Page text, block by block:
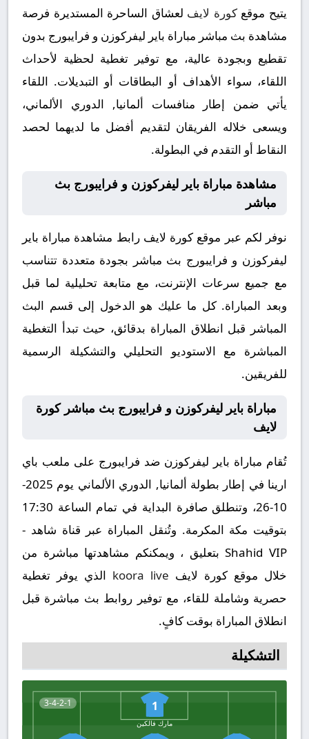
يتيح موقعكورة لايف لعشاق الساحرة المستديرة فرصة
مشاهدة بث مباشر مباراة باير ليفركوزن و فرايبورج بدون
تقطيع وبجودة عالية، مع توفير تغطية لحظية لأحداث
اللقاء، سواء الأهداف أو البطاقات أو التبديلات. اللقاء
يأتي ضمن إطار منافسات ألمانيا, الدوري الألماني،
ويسعى خلاله الفريقان لتقديم أفضل ما لديهما لحصد
النقاط أو التقدم في البطولة.
مشاهدة مباراة باير ليفركوزن و فرايبورج بث
مباشر
نوفر لكم عبر موقع كورة لايف رابط مشاهدة مباراة باير
ليفركوزن و فرايبورج بث مباشر بجودة متعددة تتناسب
مع جميع سرعات الإنترنت، مع متابعة تحليلية لما قبل
وبعد المباراة. كل ما عليك هو الدخول إلى قسم البث
المباشر قبل انطلاق المباراة بدقائق، حيث تبدأ التغطية
المباشرة مع الاستوديو التحليلي والتشكيلة الرسمية
للفريقين.
مباراة باير ليفركوزن و فرايبورج بث مباشر كورة
لايف
تُقام مباراة باير ليفركوزن ضد فرايبورج على ملعب باي
ارينا في إطار بطولة ألمانيا, الدوري الألماني يوم 2025-
10-26، وتنطلق صافرة البداية في تمام الساعة 17:30
بتوقيت مكة المكرمة. وتُنقل المباراة عبر قناة شاهد -
Shahid VIP بتعليق ، ويمكنكم مشاهدتها مباشرة من
خلال موقع كورة لايف koora live الذي يوفر تغطية
حصرية وشاملة للقاء، مع توفير روابط بث مباشرة قبل
انطلاق المباراة بوقت كافٍ.
التشكيلة
3-4-2-1 1
مارك فالكين